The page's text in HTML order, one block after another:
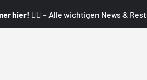
hier! 👇🏼 – Alle wichtigen News &